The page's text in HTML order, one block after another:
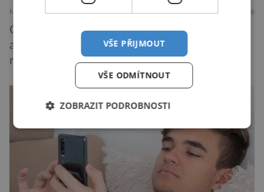
MEDICÍNA ZAJÍMAVOSTI 4.8.2026
Odborníci na výživu nabádají k tomu, abychom
alespoň dvakrát týdně konzumovali mořské
ryby, což ovšem může být zatěžující pro
peněženku. Dobrou zprávou je, že hvězdou
doporučení se nyní staly konzervované
sardinky, které si může dovolit opravdu každý
„Místo toho, aby poskytovaly izolované
mononutrienty, jsou rybí konzervy kompletní
potravinou,“ říká nutriční specialista Colin
Robertson a zdůrazňuje […]
VŠE PŘIJMOUT
VŠE ODMÍTNOUT
ZOBRAZIT PODROBNOSTI